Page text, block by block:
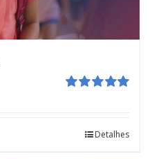
Detalhes